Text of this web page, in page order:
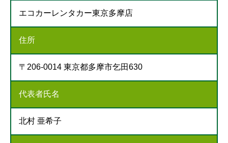
エコカーレンタカー東京多摩店
住所
〒206-0014 東京都多摩市乞田630
代表者氏名
北村 亜希子